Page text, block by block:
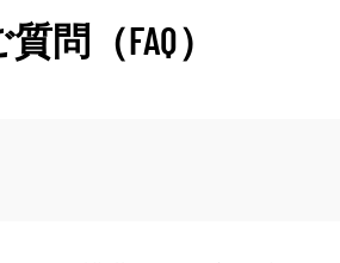
問（FAQ）